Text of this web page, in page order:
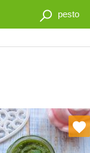
do ulubionych
Wybierz listę: